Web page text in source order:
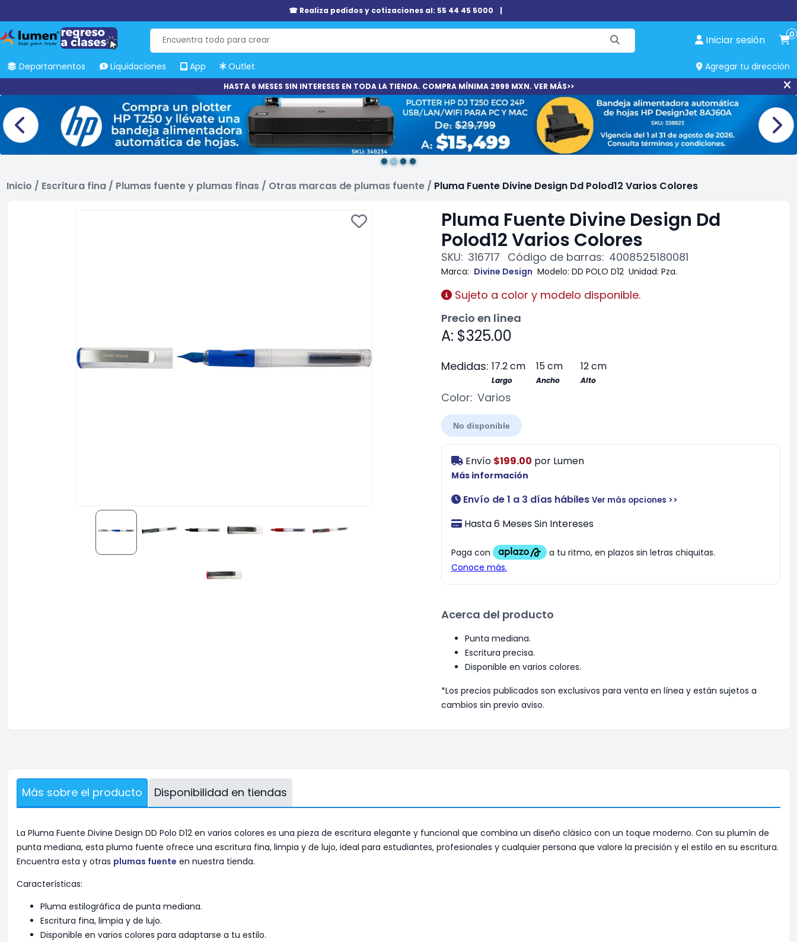
☎ Realiza pedidos y cotizaciones al: 55 44 45 5000 |
Iniciar sesión 0
Departamentos Liquidaciones App Outlet Agregar tu dirección
HASTA 6 MESES SIN INTERESES EN TODA LA TIENDA. COMPRA MÍNIMA 2999 MXN. VER MÁS>>
Inicio / Escritura fina / Plumas fuente y plumas finas / Otras marcas de plumas fuente / Pluma Fuente Divine Design Dd Polod12 Varios Colores
Pluma Fuente Divine Design Dd
Polod12 Varios Colores
SKU: 316717 Código de barras: 4008525180081
Marca: Divine Design Modelo: DD POLO D12 Unidad: Pza.
Sujeto a color y modelo disponible.
Precio en línea
A: $325.00
Medidas: 17.2 cm 15 cm 12 cm
Largo Ancho Alto
Color: Varios
No disponible
Envío $199.00 por Lumen
Más información
Envío de 1 a 3 días hábiles Ver más opciones >>
Hasta 6 Meses Sin Intereses
Acerca del producto
Punta mediana.
Escritura precisa.
Disponible en varios colores.
*Los precios publicados son exclusivos para venta en línea y están sujetos a
cambios sin previo aviso.
Más sobre el producto Disponibilidad en tiendas
La Pluma Fuente Divine Design DD Polo D12 en varios colores es una pieza de escritura elegante y funcional que combina un diseño clásico con un toque moderno. Con su plumín de
punta mediana, esta pluma fuente ofrece una escritura fina, limpia y de lujo, ideal para estudiantes, profesionales y cualquier persona que valore la precisión y el estilo en su escritura.
Encuentra esta y otras plumas fuente en nuestra tienda.
Características:
Pluma estilográfica de punta mediana.
Escritura fina, limpia y de lujo.
Disponible en varios colores para adaptarse a tu estilo.